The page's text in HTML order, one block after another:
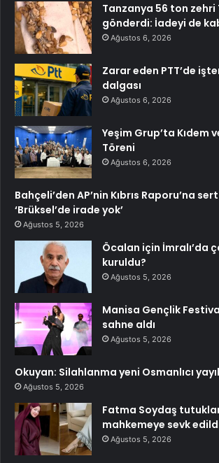
Tanzanya 56 ton zehri
gönderdi: İadeyi de
Ağustos 6, 2026
Zarar eden PTT’de
dalgası
Ağustos 6, 2026
Yeşim Grup’ta Kıdem
Töreni
Ağustos 6, 2026
Bahçeli’den AP’nin Kıbrıs Raporu’na
‘Brüksel’de irade yok’
Ağustos 5, 2026
Öcalan için İmralı’da
kuruldu?
Ağustos 5, 2026
Manisa Gençlik
sahne aldı
Ağustos 5, 2026
Okuyan: Silahlanma yeni Osmanlıcı
Ağustos 5, 2026
Fatma Soydaş
mahkemeye sevk
Ağustos 5, 2026